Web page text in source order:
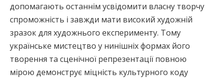
допомагають останнім усвідомити власну творчу
спроможність і завжди мати високий художній
зразок для художнього експерименту. Тому
українське мистецтво у нинішніх формах його
творення та сценічної репрезентації повною
мірою демонструє міцність культурного коду